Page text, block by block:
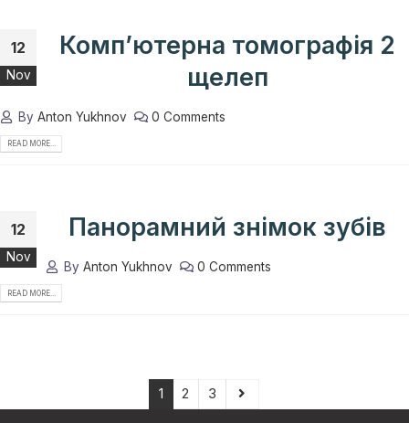
12
Nov
Комп’ютерна томографія 2
щелеп
By Anton Yukhnov 0 Comments
READ MORE...
12
Nov
Панорамний знімок зубів
By Anton Yukhnov 0 Comments
READ MORE...
1 2 3